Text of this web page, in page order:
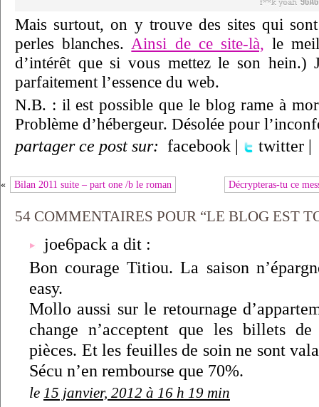
Mais surtout, on y trouve des sites qui
perles blanches. Ainsi de ce site-là, le
d’intérêt que si vous mettez le son hein.)
parfaitement l’essence du web.
N.B. : il est possible que le blog rame à
Problème d’hébergeur. Désolée pour
partager ce post sur: facebook | twitter |
« Bilan 2011 suite – part one /b le roman Décrypteras-tu ce
54 COMMENTAIRES POUR “LE BLOG EST
joe6pack a dit :
Bon courage Titiou. La saison
easy.
Mollo aussi sur le retournage
change n’acceptent que les billets
pièces. Et les feuilles de soin ne sont
Sécu n’en rembourse que 70%.
le 15 janvier, 2012 à 16 h 19 min